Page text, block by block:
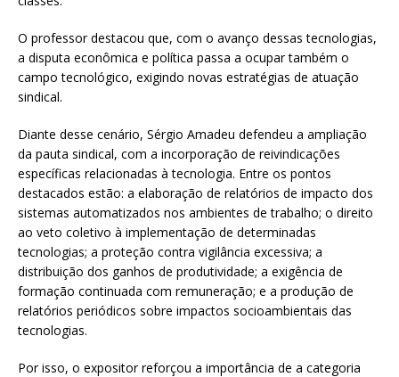
O professor destacou que, com o avanço dessas tecnologias,
a disputa econômica e política passa a ocupar também o
campo tecnológico, exigindo novas estratégias de atuação
sindical.
Diante desse cenário, Sérgio Amadeu defendeu a ampliação
da pauta sindical, com a incorporação de reivindicações
específicas relacionadas à tecnologia. Entre os pontos
destacados estão: a elaboração de relatórios de impacto dos
sistemas automatizados nos ambientes de trabalho; o direito
ao veto coletivo à implementação de determinadas
tecnologias; a proteção contra vigilância excessiva; a
distribuição dos ganhos de produtividade; a exigência de
formação continuada com remuneração; e a produção de
relatórios periódicos sobre impactos socioambientais das
tecnologias.
Por isso, o expositor reforçou a importância de a categoria